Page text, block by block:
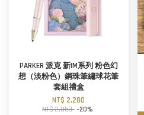
PARKER 派克 新IM系列 粉色幻
想（淡粉色）鋼珠筆繡球花筆
套組禮盒
NT$ 2,280
NT$ 2,850 -20%